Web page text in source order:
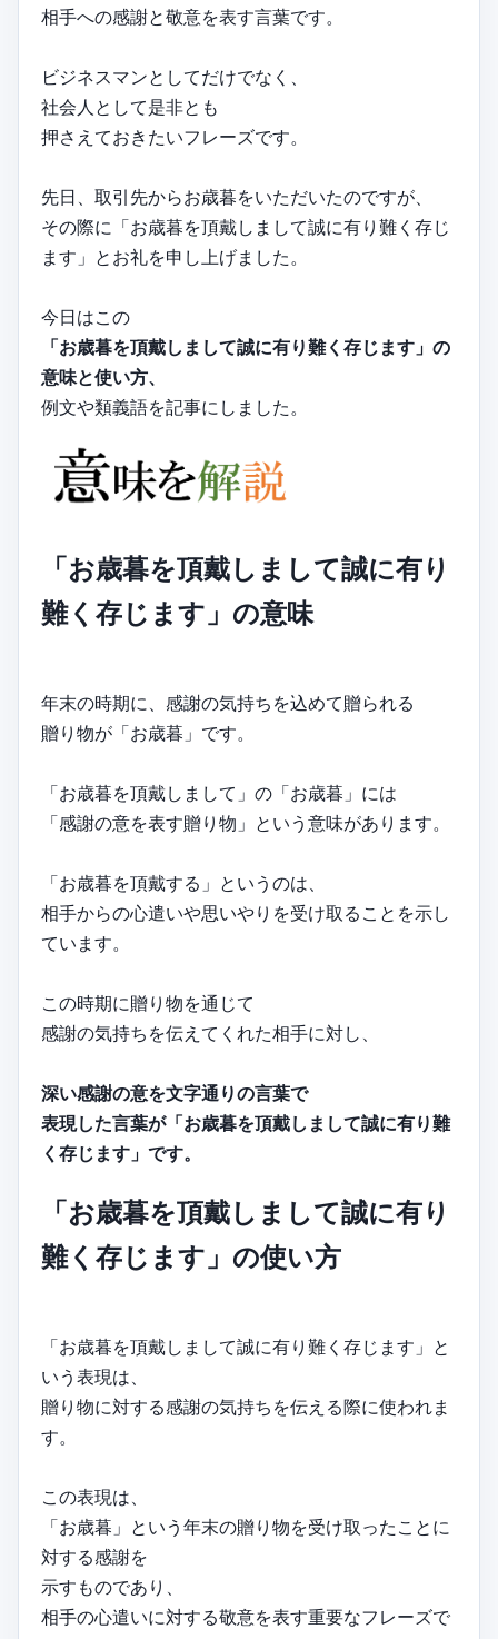
相手への感謝と敬意を表す言葉です。
ビジネスマンとしてだけでなく、
社会人として是非とも
押さえておきたいフレーズです。
先日、取引先からお歳暮をいただいたのですが、
その際に「お歳暮を頂戴しまして誠に有り難く存じ
ます」とお礼を申し上げました。
今日はこの
「お歳暮を頂戴しまして誠に有り難く存じます」の
意味と使い方、
例文や類義語を記事にしました。
「お歳暮を頂戴しまして誠に有り
難く存じます」の意味
年末の時期に、感謝の気持ちを込めて贈られる
贈り物が「お歳暮」です。
「お歳暮を頂戴しまして」の「お歳暮」には
「感謝の意を表す贈り物」という意味があります。
「お歳暮を頂戴する」というのは、
相手からの心遣いや思いやりを受け取ることを示し
ています。
この時期に贈り物を通じて
感謝の気持ちを伝えてくれた相手に対し、
深い感謝の意を文字通りの言葉で
表現した言葉が「お歳暮を頂戴しまして誠に有り難
く存じます」です。
「お歳暮を頂戴しまして誠に有り
難く存じます」の使い方
「お歳暮を頂戴しまして誠に有り難く存じます」と
いう表現は、
贈り物に対する感謝の気持ちを伝える際に使われま
す。
この表現は、
「お歳暮」という年末の贈り物を受け取ったことに
対する感謝を
示すものであり、
相手の心遣いに対する敬意を表す重要なフレーズで